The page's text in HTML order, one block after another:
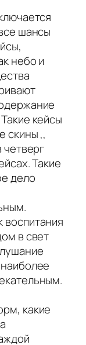
шансы
небо и
кейсы
скины ,,
четверг
Такие
дело
в свет
какие